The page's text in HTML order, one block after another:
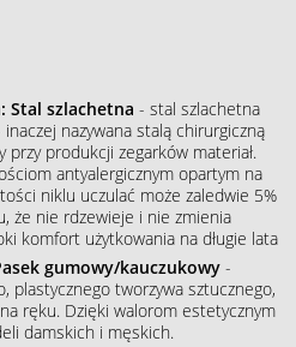
Stal szlachetna - stal szlachetna
nazywana stalą chirurgiczną
przy produkcji zegarków materiał.
antyalergicznym opartym na
niklu uczulać może zaledwie 5%
że nie rdzewieje i nie zmienia
komfort użytkowania na długie lata
gumowy/kauczukowy -
plastycznego tworzywa sztucznego,
ręku. Dzięki walorom estetycznym
damskich i męskich.